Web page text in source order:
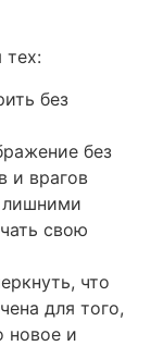
без
без
и врагов
лишними
свою
что
для того,
новое и